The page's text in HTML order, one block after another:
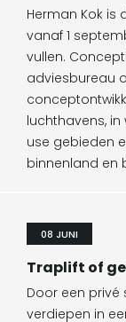
Herman Kok
vanaf 1
vullen.
adviesbureau
luchthavens, in
use gebieden
binnenland en
08 JUNI
Traplift of
Door een
verdiepen in